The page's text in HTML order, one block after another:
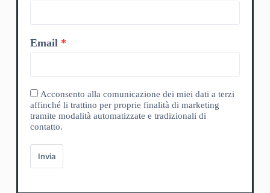
Email
Acconsento alla comunicazione dei miei dati a terzi
affinché li trattino per proprie finalità di marketing
tramite modalità automatizzate e tradizionali di
contatto.
Invia